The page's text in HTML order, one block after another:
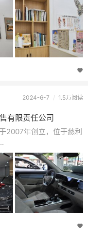
2024-6-7 / 1.5万阅读
有限责任公司
年创立，位于慈利